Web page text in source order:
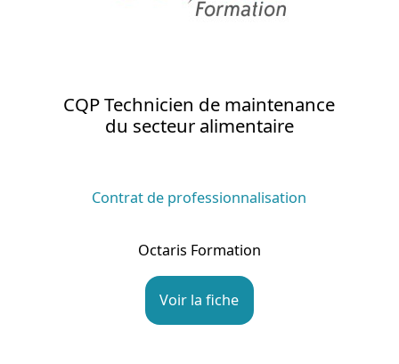
CQP Technicien de maintenance
du secteur alimentaire
Contrat de professionnalisation
Octaris Formation
Voir la fiche